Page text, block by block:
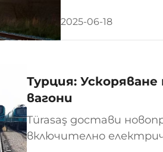
2025-06-18
Турция:
вагони
Türasaş достави
включително